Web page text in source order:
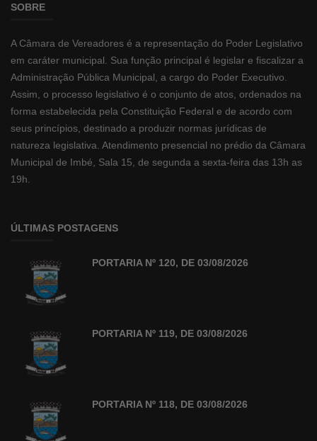
SOBRE
A Câmara de Vereadores é a representação do Poder Legislativo
em caráter municipal. Sua função principal é legislar e fiscalizar a
Administração Pública Municipal, a cargo do Poder Executivo.
Assim, o processo legislativo é o conjunto de atos, ordenados na
forma estabelecida pela Constituição Federal e de acordo com
seus princípios, destinado a produzir normas jurídicas de
natureza legislativa. Atendimento presencial no prédio da Câmara
Municipal de Imbé, Sala 15, de segunda a sexta-feira das 13h as
19h.
ÚLTIMAS POSTAGENS
PORTARIA Nº 120, DE 03/08/2026
PORTARIA Nº 119, DE 03/08/2026
PORTARIA Nº 118, DE 03/08/2026